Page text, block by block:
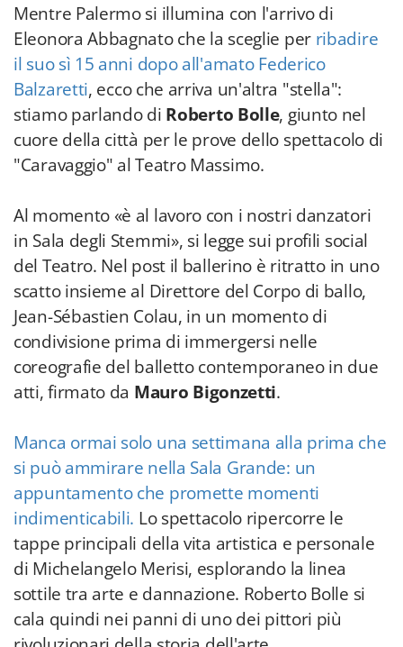
Mentre Palermo si illumina con l'arrivo di
Eleonora Abbagnato che la sceglie perribadire
il suo sì 15 anni dopo all'amato Federico
Balzaretti, ecco che arriva un'altra "stella":
stiamo parlando di Roberto Bolle, giunto nel
cuore della città per le prove dello spettacolo di
"Caravaggio" al Teatro Massimo.
Al momento «è al lavoro con i nostri danzatori
in Sala degli Stemmi», si legge sui profili social
del Teatro. Nel post il ballerino è ritratto in uno
scatto insieme al Direttore del Corpo di ballo,
Jean-Sébastien Colau, in un momento di
condivisione prima di immergersi nelle
coreografie del balletto contemporaneo in due
atti, firmato da Mauro Bigonzetti.
Manca ormai solo una settimana alla prima che
si può ammirare nella Sala Grande: un
appuntamento che promette momenti
indimenticabili. Lo spettacolo ripercorre le
tappe principali della vita artistica e personale
di Michelangelo Merisi, esplorando la linea
sottile tra arte e dannazione. Roberto Bolle si
cala quindi nei panni di uno dei pittori più